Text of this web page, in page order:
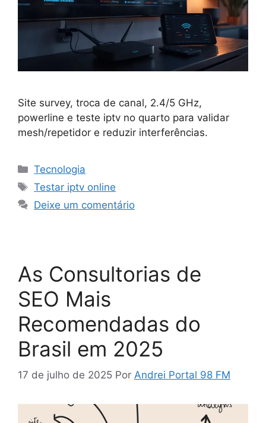
Site survey, troca de canal, 2.4/5 GHz,
powerline e teste iptv no quarto para validar
mesh/repetidor e reduzir interferências.
Categorias
Tecnologia
Tags
Testar iptv online
Deixe um comentário
As Consultorias de
SEO Mais
Recomendadas do
Brasil em 2025
17 de julho de 2025 Por Andrei Portal 98 FM